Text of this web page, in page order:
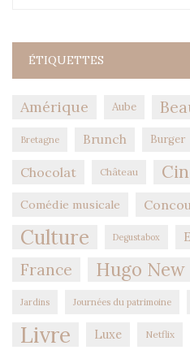
ÉTIQUETTES
Amérique Aube
Bretagne Brunch Burger
Chocolat Château
Comédie musicale
Culture Degustabox
France Hugo New
Jardins Journées du patrimoine
Livre
Luxe Netflix